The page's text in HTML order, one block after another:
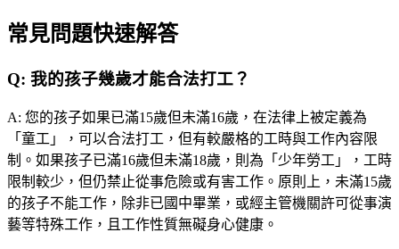
常見問題快速解答
Q: 我的孩子幾歲才能合法打工？
A: 您的孩子如果已滿15歲但未滿16歲，在法律上被定義為
「童工」，可以合法打工，但有較嚴格的工時與工作內容限
制。如果孩子已滿16歲但未滿18歲，則為「少年勞工」，工時
限制較少，但仍禁止從事危險或有害工作。原則上，未滿15歲
的孩子不能工作，除非已國中畢業，或經主管機關許可從事演
藝等特殊工作，且工作性質無礙身心健康。